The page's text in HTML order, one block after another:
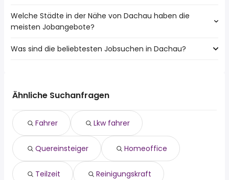
Städte in der Nähe von Dachau mit den meisten
pflegehelfer Jobs:
Germering
Karlsfeld
Oberschleißheim
Unterföhring
Welche Städte in der Nähe von Dachau haben die
meisten Jobangebote?
10 Städte in der Nähe von Dachau mit den meisten
Fürstenfeldbruck
Karlsfeld
Ismaning
Maisach
Oberschleißheim
Unterföhring
Was sind die beliebtesten Jobsuchen in Dachau?
lkw fahrer
teilzeit
reinigungskraft
520 euro
aushilfe
hausmeister
Ähnliche Suchanfragen
Fahrer Lkw fahrer
Quereinsteiger Homeoffice
Teilzeit Reinigungskraft